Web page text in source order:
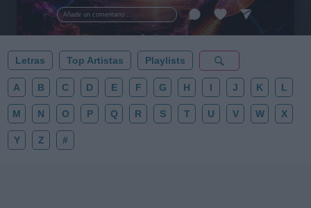
Añadir un comentario ...
esta colección para tu próxima noche estrellada!
✨⭐
Letras Top Artistas Playlists
A B C D E F G H I J K L
M N O P Q R S T U V W X
Y Z #